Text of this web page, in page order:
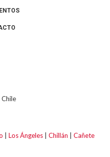
Los Ángeles Chillán Cañete